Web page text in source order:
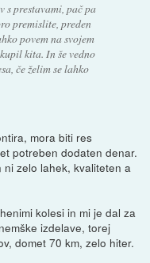
s prestavami, pač pa
premislite, preden
povem na svojem
kita. In še vedno
če želim se lahko
mora biti res
potreben dodaten denar.
zelo lahek, kvaliteten a
kolesi in mi je dal za
izdelave, torej
domet 70 km, zelo hiter.